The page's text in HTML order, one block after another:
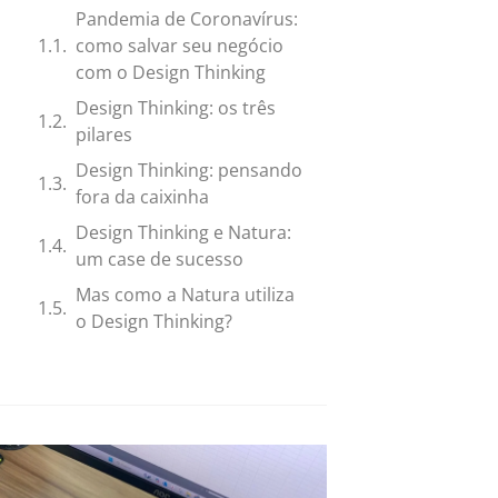
Pandemia de Coronavírus:
como salvar seu negócio
com o Design Thinking
Design Thinking: os três
pilares
Design Thinking: pensando
fora da caixinha
Design Thinking e Natura:
um case de sucesso
Mas como a Natura utiliza
o Design Thinking?